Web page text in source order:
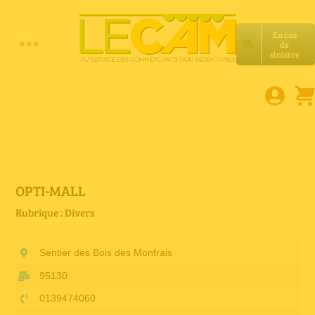
En cas
de
sinistre
Toggle
E-book
Petites annonces
OPTI-MALL
Rubrique : Divers
Sentier des Bois des Monfrais
95130
0139474060